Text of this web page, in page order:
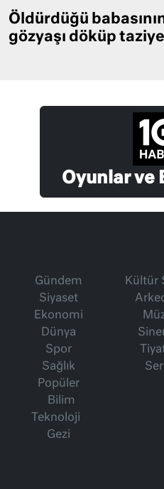
Öldürdüğü
gözyaşı döküp
Oyunlar ve
Gündem
Siyaset
Ekonomi
Dünya
Spor
Sağlık
Popüler
Bilim
Teknoloji
Gezi
Kültür